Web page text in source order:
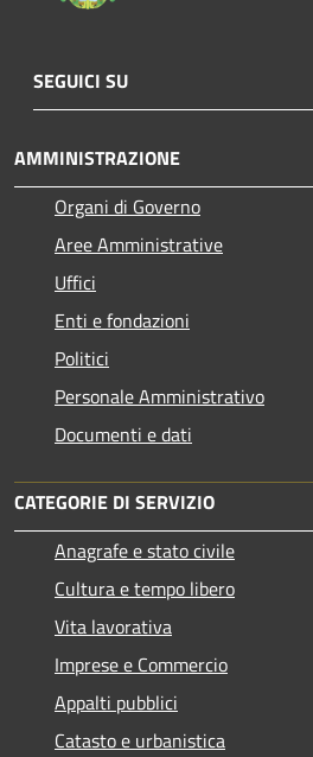
SEGUICI SU
AMMINISTRAZIONE
Organi di Governo
Aree Amministrative
Uffici
Enti e fondazioni
Politici
Personale Amministrativo
Documenti e dati
CATEGORIE DI SERVIZIO
Anagrafe e stato civile
Cultura e tempo libero
Vita lavorativa
Imprese e Commercio
Appalti pubblici
Catasto e urbanistica